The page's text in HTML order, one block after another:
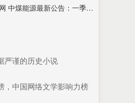
启灯网 中煤能源最新公告：一季度净利润同比下降20%
严谨的历史小说
，中国网络文学影响力榜